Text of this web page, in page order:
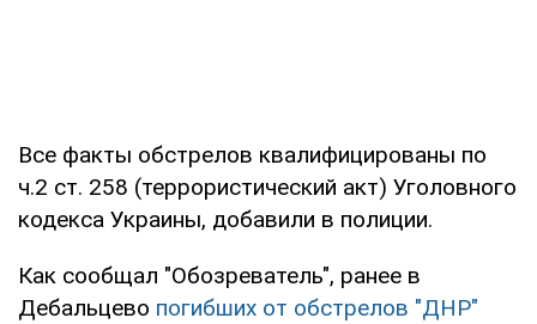
Все факты обстрелов квалифицированы по
ч.2 ст. 258 (террористический акт) Уголовного
кодекса Украины, добавили в полиции.
Как сообщал "Обозреватель", ранее в
Дебальцево погибших от обстрелов "ДНР"